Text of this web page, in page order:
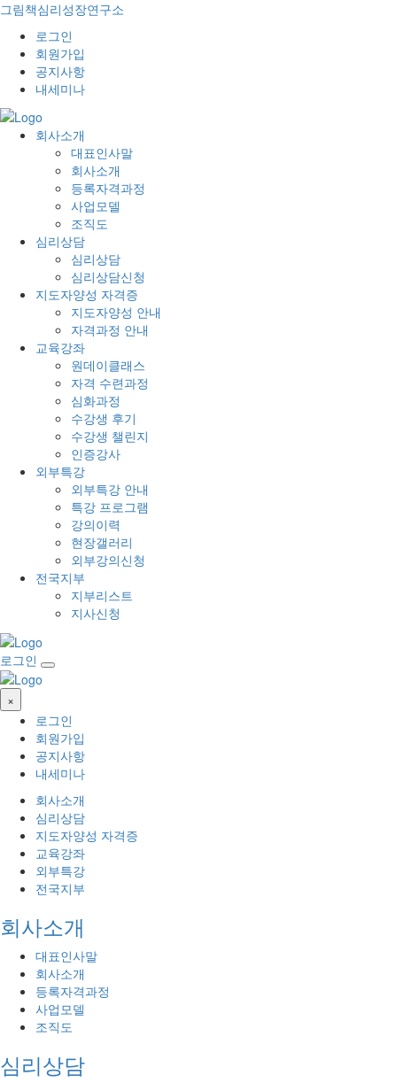
그림책심리성장연구소
로그인
회원가입
공지사항
내세미나
회사소개
대표인사말
회사소개
등록자격과정
사업모델
조직도
심리상담
심리상담
심리상담신청
지도자양성 자격증
지도자양성 안내
자격과정 안내
교육강좌
원데이클래스
자격 수련과정
심화과정
수강생 후기
수강생 챌린지
인증강사
외부특강
외부특강 안내
특강 프로그램
강의이력
현장갤러리
외부강의신청
전국지부
지부리스트
지사신청
로그인
×
로그인
회원가입
공지사항
내세미나
회사소개
심리상담
지도자양성 자격증
교육강좌
외부특강
전국지부
회사소개
대표인사말
회사소개
등록자격과정
사업모델
조직도
심리상담